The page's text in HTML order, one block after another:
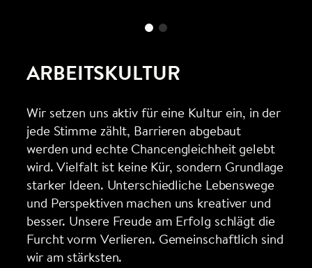
ARBEITSKULTUR
Wir setzen uns aktiv für eine Kultur ein, in der
jede Stimme zählt, Barrieren abgebaut
werden und echte Chancengleichheit gelebt
wird. Vielfalt ist keine Kür, sondern Grundlage
starker Ideen. Unterschiedliche Lebenswege
und Perspektiven machen uns kreativer und
besser. Unsere Freude am Erfolg schlägt die
Furcht vorm Verlieren. Gemeinschaftlich sind
wir am stärksten.